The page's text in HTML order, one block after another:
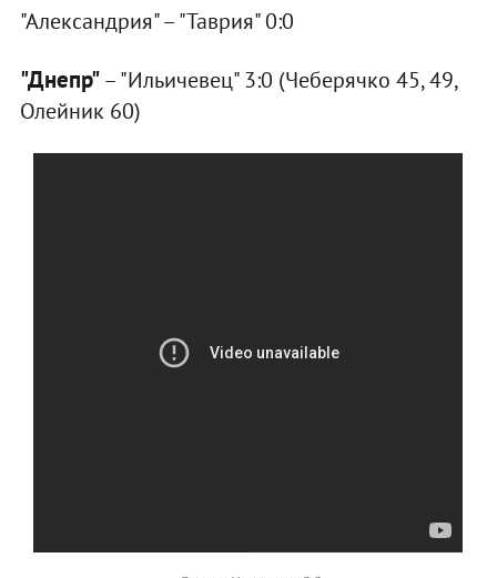
"Александрия" – "Таврия" 0:0
"Днепр"– "Ильичевец" 3:0 (Чеберячко 45, 49,
Олейник 60)